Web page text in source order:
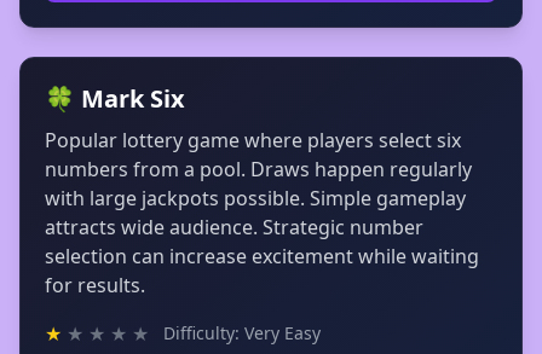
🍀 Mark Six
Popular lottery game where players select six
numbers from a pool. Draws happen regularly
with large jackpots possible. Simple gameplay
attracts wide audience. Strategic number
selection can increase excitement while waiting
for results.
★ ★ ★ ★ ★ Difficulty: Very Easy